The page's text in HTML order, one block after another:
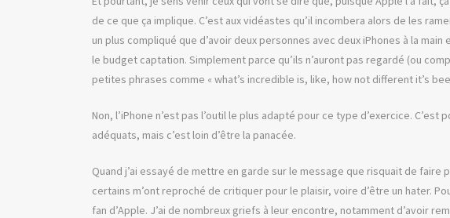
de ce que ça implique. C’est aux vidéastes qu’il incombera alors de les
un plus compliqué que d’avoir deux personnes avec deux iPhones à la
le budget captation. Simplement parce qu’ils n’auront pas regardé (ou
petites phrases comme « what’s incredible is, like, how not different it’s
Non, l’iPhone n’est pas l’outil le plus adapté pour ce type d’exercice.
adéquats, mais c’est loin d’être la panacée.
Quand j’ai essayé de mettre en garde sur le message que risquait de
certains m’ont reproché de critiquer pour le plaisir, voire d’être un hater.
fan d’Apple. J’ai de nombreux griefs à leur encontre, notamment d’avoir